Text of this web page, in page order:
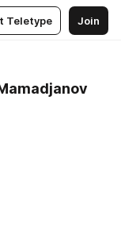
Teletype Join